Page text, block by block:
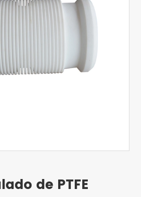
de PTFE